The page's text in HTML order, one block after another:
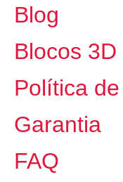
Blog
Blocos 3D
Política
Garantia
FAQ